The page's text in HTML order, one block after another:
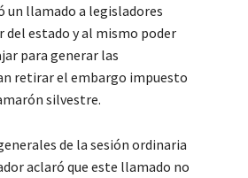
un llamado a legisladores
del estado y al mismo poder
para generar las
retirar el embargo impuesto
silvestre.
de la sesión ordinaria
aclaró que este llamado no